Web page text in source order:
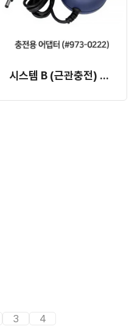
시스템 B (근관충전) 충전용 어댑터 1EA (#973-0222) (개별발주 3~4개월 소요)
3 4